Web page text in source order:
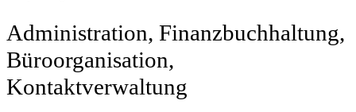
Administration, Finanzbuchhaltung,
Büroorganisation,
Kontaktverwaltung